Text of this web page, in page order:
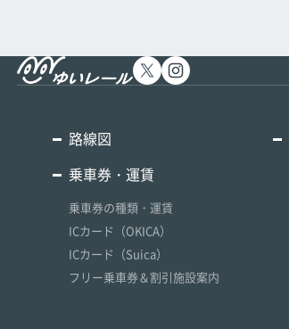
路線図
乗車券・運賃
乗車券の種類・運賃
ICカード（OKICA）
ICカード（Suica）
フリー乗車券＆割引施設案内